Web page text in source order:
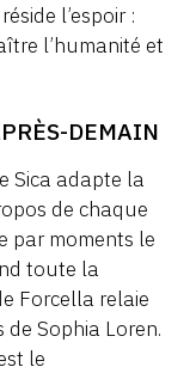
l’espoir :
l’humanité et
DEMAIN
Sica adapte la
de chaque
par moments le
toute la
Forcella relaie
Sophia Loren.
le